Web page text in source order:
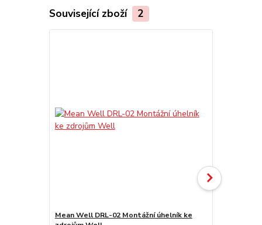
Související zboží 2
Mean Well DRL-02 Montážní úhelník ke